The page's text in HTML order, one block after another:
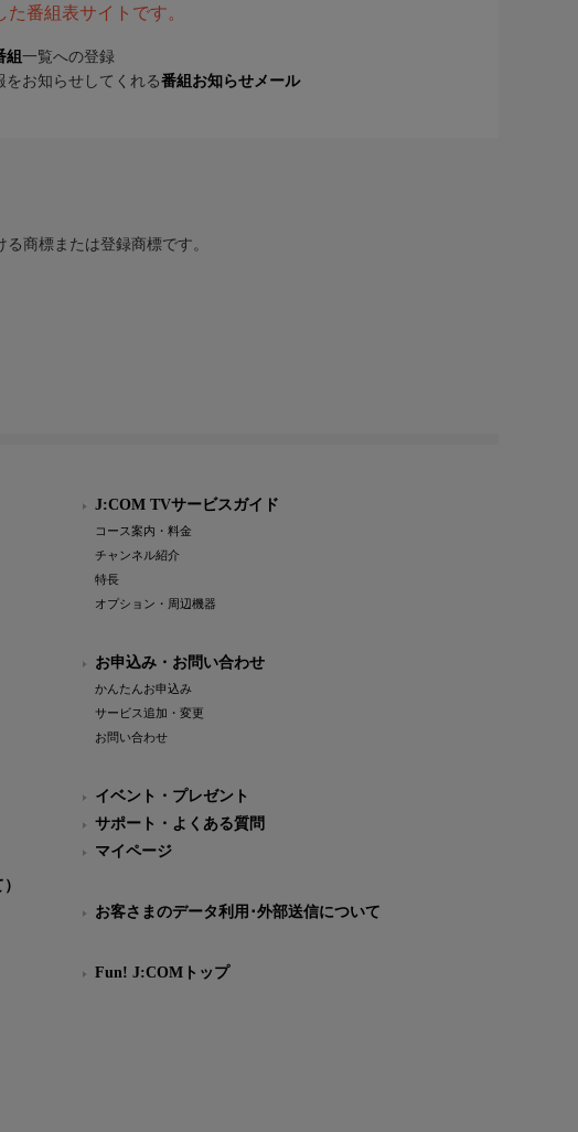
番組表サイトです。
組一覧への登録
お知らせしてくれる番組お知らせメール
商標または登録商標です。
J:COM TVサービスガイド
コース案内・料金
チャンネル紹介
特長
オプション・周辺機器
お申込み・お問い合わせ
かんたんお申込み
サービス追加・変更
お問い合わせ
イベント・プレゼント
サポート・よくある質問
マイページ
お客さまのデータ利用･外部送信について
Fun! J:COMトップ